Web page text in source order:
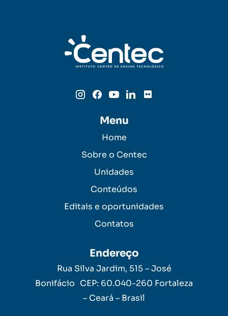
Menu
Home
Sobre o Centec
Unidades
Conteúdos
Editais e oportunidades
Contatos
Endereço
Rua Silva Jardim, 515 – José
Bonifácio CEP: 60.040-260 Fortaleza
– Ceará – Brasil